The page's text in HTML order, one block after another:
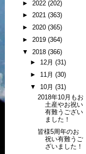
► 2022 (202)
► 2021 (363)
► 2020 (365)
► 2019 (364)
▼ 2018 (366)
► 12月 (31)
► 11月 (30)
▼ 10月 (31)
2018年10月もお
土産やお祝い
有難うござい
ました！
皆様5周年のお
祝い有難うご
ざいました！